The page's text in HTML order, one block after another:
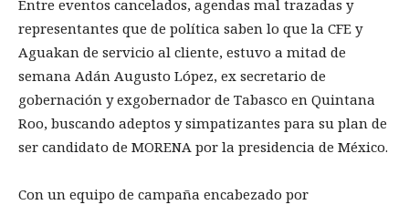
Entre eventos cancelados, agendas mal trazadas y
representantes que de política saben lo que la CFE y
Aguakan de servicio al cliente, estuvo a mitad de
semana Adán Augusto López, ex secretario de
gobernación y exgobernador de Tabasco en Quintana
Roo, buscando adeptos y simpatizantes para su plan de
ser candidato de MORENA por la presidencia de México.
Con un equipo de campaña encabezado por